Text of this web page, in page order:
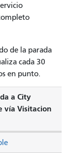
de la parada
cada 30
en punto.
a City
vía Visitacion